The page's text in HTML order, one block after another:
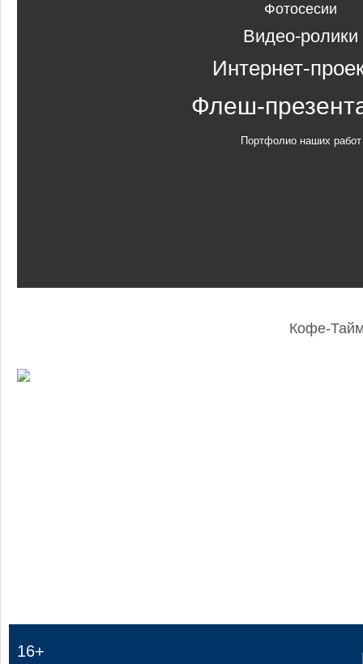
Фотосесии
Видео-ролики
Интернет-
Флеш-
Портфолио наших работ
Кофе-
16+